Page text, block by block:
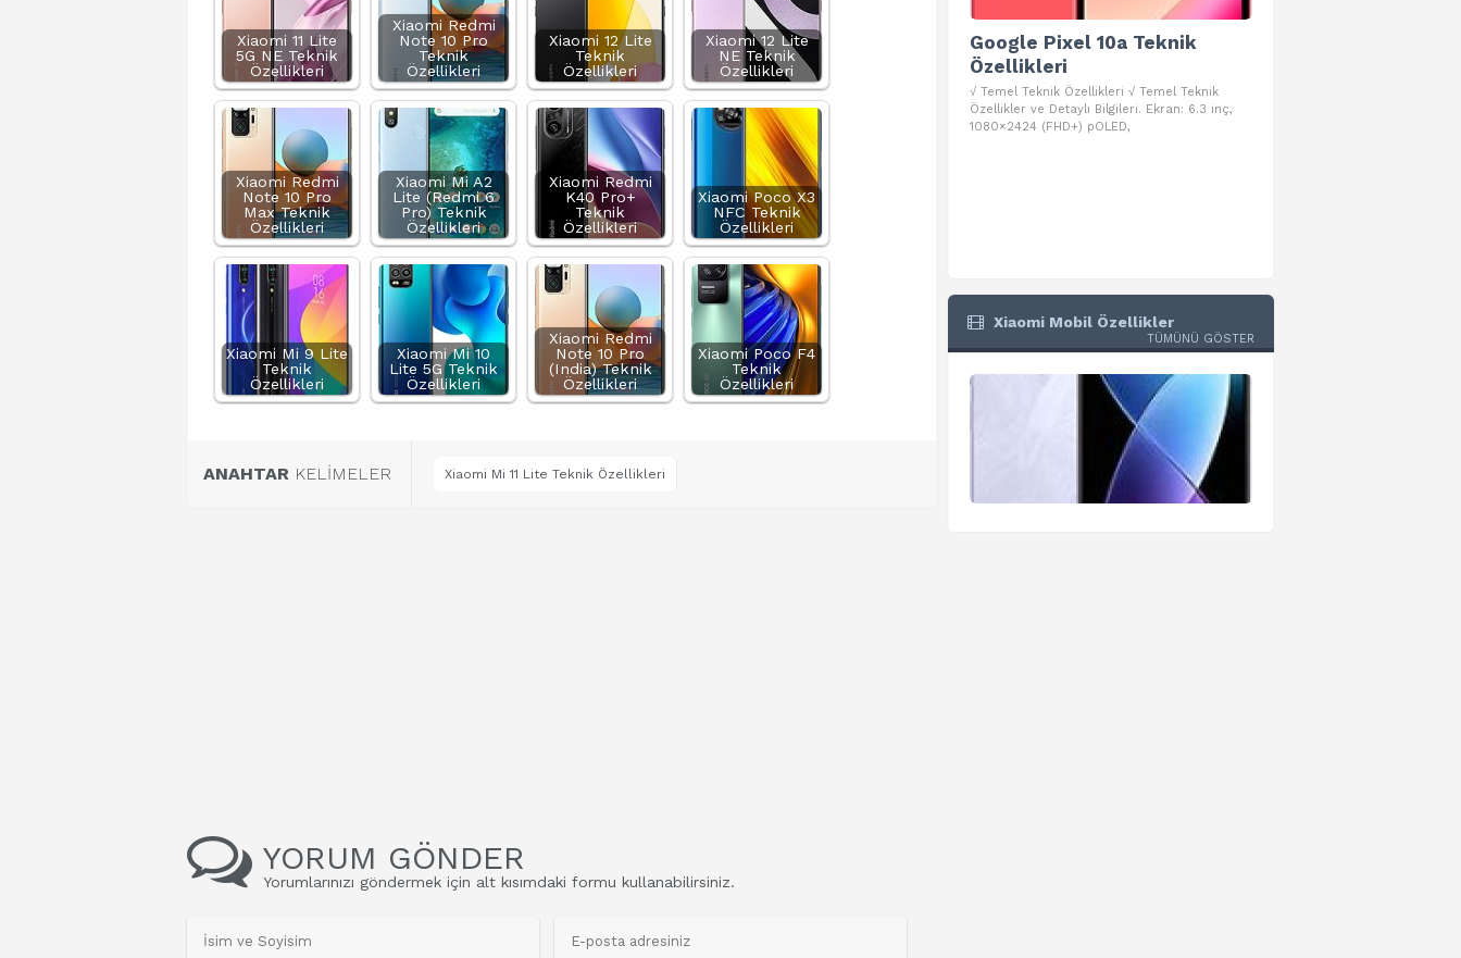
Xiaomi 11 Lite
5G NE Teknik
Özellikleri
Xiaomi Redmi
Note 10 Pro
Teknik
Özellikleri
Xiaomi 12 Lite
Teknik
Özellikleri
Xiaomi 12 Lite
NE Teknik
Özellikleri
Xiaomi Redmi
Note 10 Pro
Max Teknik
Özellikleri
Xiaomi Mi A2
Lite (Redmi 6
Pro) Teknik
Özellikleri
Xiaomi Redmi
K40 Pro+
Teknik
Özellikleri
Xiaomi Poco X3
NFC Teknik
Özellikleri
Xiaomi Mi 9 Lite
Teknik
Özellikleri
Xiaomi Mi 10
Lite 5G Teknik
Özellikleri
Xiaomi Redmi
Note 10 Pro
(India) Teknik
Özellikleri
Xiaomi Poco F4
Teknik
Özellikleri
ANAHTAR KELİMELER Xiaomi Mi 11 Lite Teknik Özellikleri
YORUM GÖNDER
Yorumlarınızı göndermek için alt kısımdaki formu kullanabilirsiniz.
Google Pixel 10 Pro Teknik
Özellikleri
√ Temel Teknik Özellikleri √ Temel Teknik
Özellikler ve Detaylı Bilgileri. Ekran: 6.3 inç,
1280 x 2856 piksel, 120 Hz LTPO
Google Pixel 10a Teknik
Özellikleri
√ Temel Teknik Özellikleri √ Temel Teknik
Özellikler ve Detaylı Bilgileri. Ekran: 6.3 inç,
1080×2424 (FHD+) pOLED,
Xiaomi Mobil Özellikler
TÜMÜNÜ GÖSTER